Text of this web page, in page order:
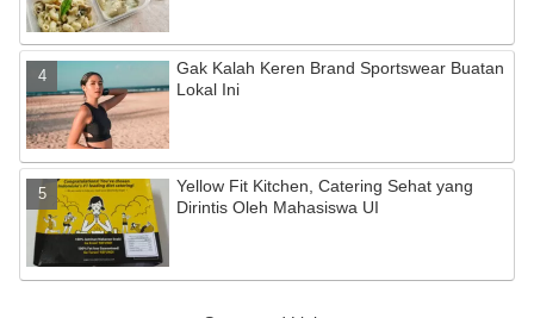
Gak Kalah Keren Brand Sportswear Buatan
Lokal Ini
Yellow Fit Kitchen, Catering Sehat yang
Dirintis Oleh Mahasiswa UI